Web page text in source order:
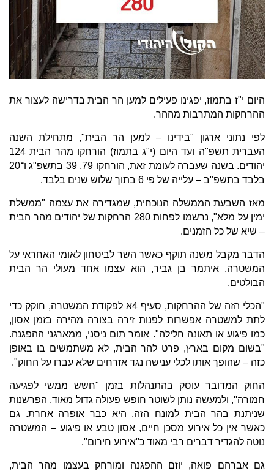
היום י"ז בתמוז, יפגינו פעילים למען הר הבית בדרישה לעצור את
ההרחקות המתרבות מההר.
לפי נתוני ארגון "בידינו – למען הר הבית", מתחילת השנה
העברית תשפ"ה ועד היום (י"ג בתמוז) הורחקו מהר הבית 124
יהודים. בשנה שעברה לעומת זאת, הורחקו 79, 39 בתשפ"ג ו־20
בלבד בתשפ"ב – עלייה של פי 6 בתוך שלוש שנים בלבד.
מאז השבעת הממשלה הנוכחית, שמגדירה את עצמה "ממשלת
ימין על מלא", נרשמו לפחות 280 הרחקות של יהודים מהר הבית
– שיא של כל הזמנים.
הדבר מקבל משנה תוקף כאשר השר לביטחון לאומי האחראי על
המשטרה, איתמר בן גביר, הוא עצמו אחד מעולי הר הבית
הבולטים.
"הכלי הזה של ההרחקות, סעיף 4א לפקודת המשטרה, חוקק כדי
לתת למשטרה אפשרות לפנות זירה בצורה מהירה בזמן אסון,
כמו פיגוע או תאונה חלילה". אומר תום ניסני, ממארגני ההפגנה.
"בשום מקום בארץ, פרט להר הבית, לא משתמשים בו באופן
כזה – שהופך אותו לכלי ענישה נגד אזרחים שלא עברו על החוק".
החוק המדובר עוסק בהתנהלות בזמן "חשש ממשי לפגיעה
חמורה'', ולמעשה נותן לשוטר חופש פעולה גדול מאוד. הפרשנות
שניתנת בהר הבית למונח הזה, היא כבר אופרה אחרת. גם
כאשר אין כל אירוע מסכן חיים, אסון טבע או פיגוע – המשטרה
נוטה להגדיר דברים רבי מאוד כ"אירוע חירום".
גם אברהם פואה, יוזם ההפגנה ומורחק בעצמו מהר הבית,